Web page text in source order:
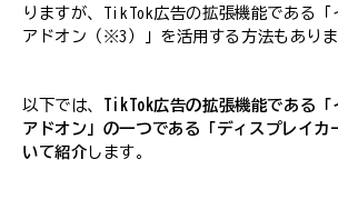
りますが、TikTok広告の拡張機能である「
アドオン（※3）」を活用する方法もありま
以下では、 TikTok広告の拡張機能である「
アドオン」の一つである「ディスプレイカ
いて紹介 します。